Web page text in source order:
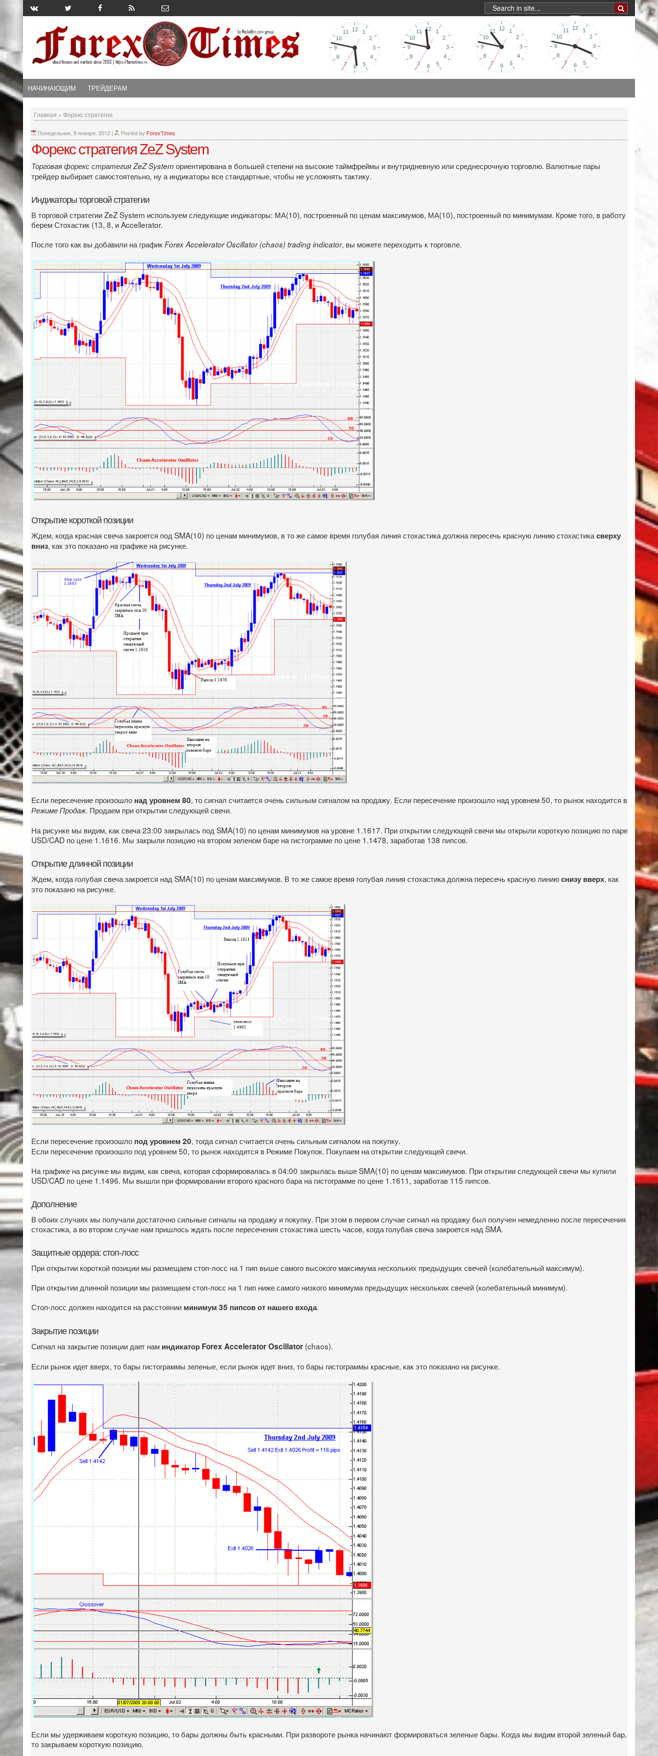
НАЧИНАЮЩИМ ТРЕЙДЕРАМ
Главная » Форекс стратегии
Понедельник, 9 января, 2012 | Posted by ForexTimes
Форекс стратегия ZeZ System
Торговая форекс стратегия ZeZ Systemориентирована в большей степени на высокие таймфреймы и внутридневную или среднесрочную торговлю. Валютные пары
трейдер выбирает самостоятельно, ну а индикаторы все стандартные, чтобы не усложнять тактику.
Индикаторы торговой стратегии
В торговой стратегии ZeZ System используем следующие индикаторы: МА(10), построенный по ценам максимумов, МА(10), построенный по минимумам. Кроме того, в работу
берем Стохастик (13, 8, и Accellerator.
После того как вы добавили на график Forex Accelerator Oscillator (chaos) trading indicator, вы можете переходить к торговле.
Открытие короткой позиции
Ждем, когда красная свеча закроется под SMA(10) по ценам минимумов, в то же самое время голубая линия стохастика должна пересечь красную линию стохастикасверху
вниз, как это показано на графике на рисунке.
Если пересечение произошло над уровнем 80, то сигнал считается очень сильным сигналом на продажу. Если пересечение произошло над уровнем 50, то рынок находится в
Режиме Продаж. Продаем при открытии следующей свечи.
На рисунке мы видим, как свеча 23:00 закрылась под SMA(10) по ценам минимумов на уровне 1.1617. При открытии следующей свечи мы открыли короткую позицию по паре
USD/CAD по цене 1.1616. Мы закрыли позицию на втором зеленом баре на гистограмме по цене 1.1478, заработав 138 пипсов.
Открытие длинной позиции
Ждем, когда голубая свеча закроется над SMA(10) по ценам максимумов. В то же самое время голубая линия стохастика должна пересечь красную линиюснизу вверх, как
это показано на рисунке.
Если пересечение произошло под уровнем 20, тогда сигнал считается очень сильным сигналом на покупку.
Если пересечение произошло под уровнем 50, то рынок находится в Режиме Покупок. Покупаем на открытии следующей свечи.
На графике на рисунке мы видим, как свеча, которая сформировалась в 04:00 закрылась выше SMA(10) по ценам максимумов. При открытии следующей свечи мы купили
USD/CAD по цене 1.1496. Мы вышли при формировании второго красного бара на гистограмме по цене 1.1611, заработав 115 пипсов.
Дополнение
В обоих случаях мы получали достаточно сильные сигналы на продажу и покупку. При этом в первом случае сигнал на продажу был получен немедленно после пересечения
стохастика, а во втором случае нам пришлось ждать после пересечения стохастика шесть часов, когда голубая свеча закроется над SMA.
Защитные ордера: стоп-лосс
При открытии короткой позиции мы размещаем стоп-лосс на 1 пип выше самого высокого максимума нескольких предыдущих свечей (колебательный максимум).
При открытии длинной позиции мы размещаем стоп-лосс на 1 пип ниже самого низкого минимума предыдущих нескольких свечей (колебательный минимум).
Стоп-лосс должен находится на расстоянии минимум 35 пипсов от нашего входа.
Закрытие позиции
Сигнал на закрытие позиции дает нам индикатор Forex Accelerator Oscillator (chaos).
Если рынок идет вверх, то бары гистограммы зеленые, если рынок идет вниз, то бары гистограммы красные, как это показано на рисунке.
Если мы удерживаем короткую позицию, то бары должны быть красными. При развороте рынка начинают формироваться зеленые бары. Когда мы видим второй зеленый бар,
то закрываем короткую позицию.